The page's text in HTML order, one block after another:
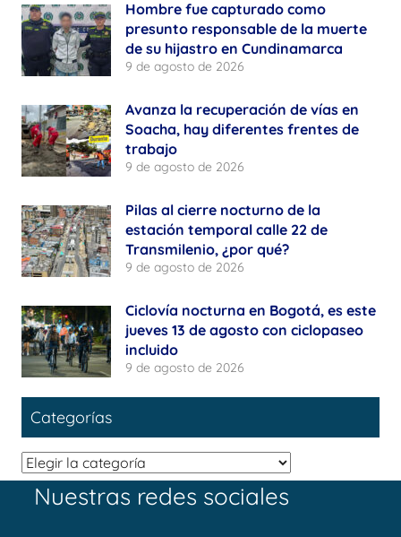
Hombre fue capturado como
presunto responsable de la muerte
de su hijastro en Cundinamarca
9 de agosto de 2026
Avanza la recuperación de vías en
Soacha, hay diferentes frentes de
trabajo
9 de agosto de 2026
Pilas al cierre nocturno de la
estación temporal calle 22 de
Transmilenio, ¿por qué?
9 de agosto de 2026
Ciclovía nocturna en Bogotá, es este
jueves 13 de agosto con ciclopaseo
incluido
9 de agosto de 2026
Categorías
Categorías
Nuestras redes sociales